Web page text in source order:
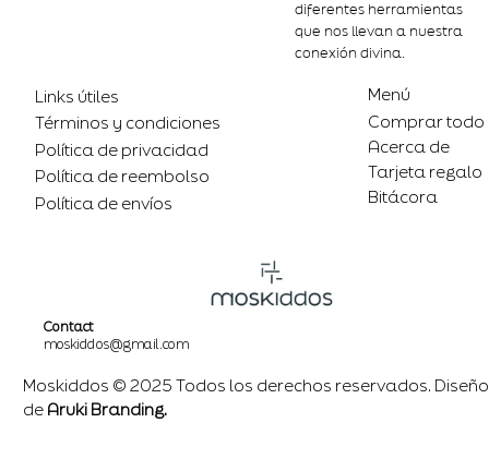
diferentes herramientas
que nos llevan a nuestra
conexión divina.
Links útiles
Términos y condiciones
Política de privacidad
Política de reembolso
Política de envíos
Menú
Comprar todo
Acerca de
Tarjeta regalo
Bitácora
Contact
moskiddos@gmail.com
Moskiddos © 2025 Todos los derechos reservados. Diseño
de Aruki Branding.